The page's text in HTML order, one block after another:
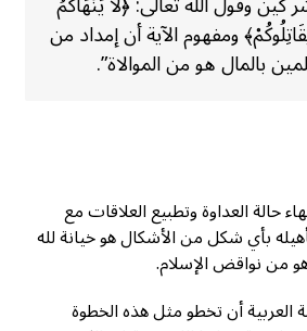
ومفهوم الآية أن إمداد من
بالمال هو من الموالاة”.
حالة العداوة وتطبيع العلاقات مع
بأي شكل من الأشكال هو خيانة لله
من نواقض الإسلام.
العربية أن تخطو مثل هذه الخطوة